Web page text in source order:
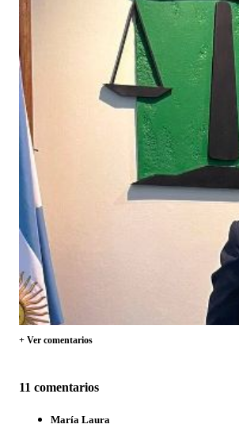
+ Ver comentarios
11 comentarios
María Laura